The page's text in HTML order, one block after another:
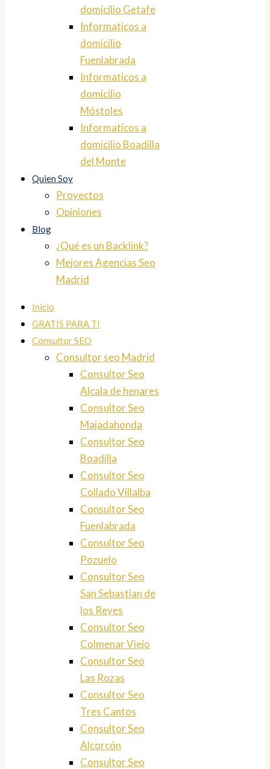
domicilio Getafe
Informaticos a
domicilio
Fuenlabrada
Informaticos a
domicilio
Móstoles
Informaticos a
domicilio Boadilla
del Monte
Quien Soy
Proyectos
Opiniones
Blog
¿Qué es un Backlink?
Mejores Agencias Seo
Madrid
Inicio
GRATIS PARA TI
Consultor SEO
Consultor seo Madrid
Consultor Seo
Alcala de henares
Consultor Seo
Majadahonda
Consultor Seo
Boadilla
Consultor Seo
Collado Villalba
Consultor Seo
Fuenlabrada
Consultor Seo
Pozuelo
Consultor Seo
San Sebastian de
los Reyes
Consultor Seo
Colmenar Viejo
Consultor Seo
Las Rozas
Consultor Seo
Tres Cantos
Consultor Seo
Alcorcón
Consultor Seo